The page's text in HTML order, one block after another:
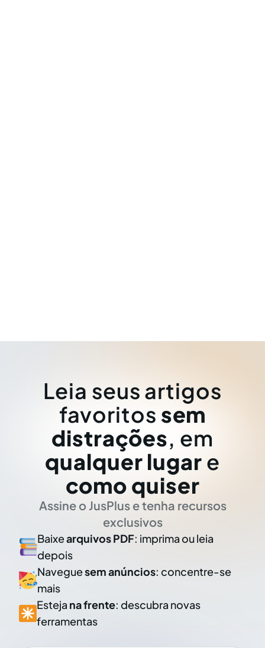
Leia seus artigos
favoritos sem
distrações, em
qualquer lugar e
como quiser
Assine o JusPlus e tenha recursos
exclusivos
Baixearquivos PDF: imprima ou leia
depois
Naveguesem anúncios: concentre-se
mais
Esteja na frente: descubra novas
ferramentas